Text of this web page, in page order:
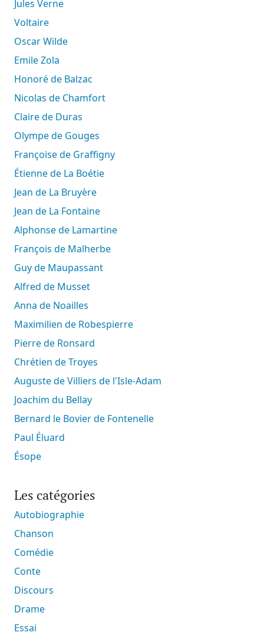
Jules Verne
Voltaire
Oscar Wilde
Emile Zola
Honoré de Balzac
Nicolas de Chamfort
Claire de Duras
Olympe de Gouges
Françoise de Graffigny
Étienne de La Boétie
Jean de La Bruyère
Jean de La Fontaine
Alphonse de Lamartine
François de Malherbe
Guy de Maupassant
Alfred de Musset
Anna de Noailles
Maximilien de Robespierre
Pierre de Ronsard
Chrétien de Troyes
Auguste de Villiers de l'Isle-Adam
Joachim du Bellay
Bernard le Bovier de Fontenelle
Paul Éluard
Ésope
Les catégories
Autobiographie
Chanson
Comédie
Conte
Discours
Drame
Essai